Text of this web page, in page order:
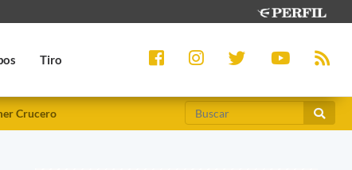
Tiro
Crucero